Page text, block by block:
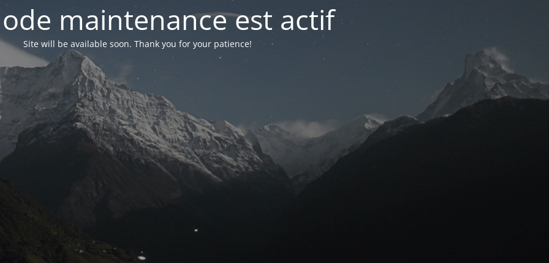
maintenance est actif
Site will be available soon. Thank you for your patience!